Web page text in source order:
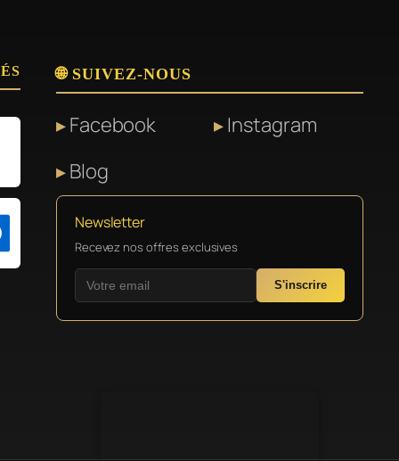
🌐 SUIVEZ-NOUS
Facebook
Instagram
Blog
Newsletter
Recevez nos offres exclusives
S'inscrire